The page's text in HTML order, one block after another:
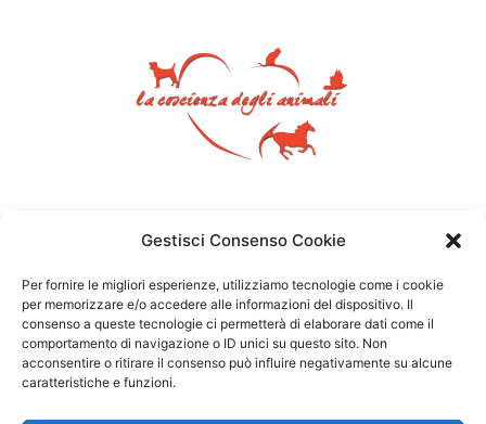
Gestisci Consenso Cookie
Per fornire le migliori esperienze, utilizziamo tecnologie come i cookie
per memorizzare e/o accedere alle informazioni del dispositivo. Il
consenso a queste tecnologie ci permetterà di elaborare dati come il
comportamento di navigazione o ID unici su questo sito. Non
acconsentire o ritirare il consenso può influire negativamente su alcune
caratteristiche e funzioni.